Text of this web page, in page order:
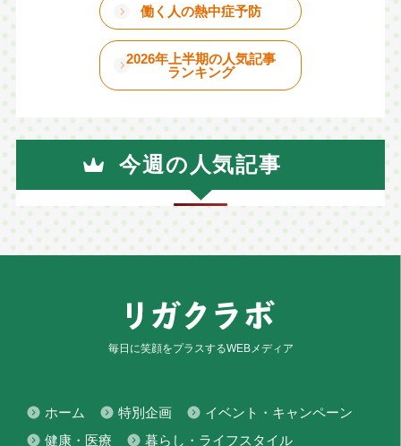
働く人の熱中症予防
2026年上半期の人気記事
ランキング
今週の人気記事
毎日に笑顔をプラスするWEBメディア
ホーム 特別企画
イベント・キャンペーン
健康・医療
暮らし・ライフスタイル